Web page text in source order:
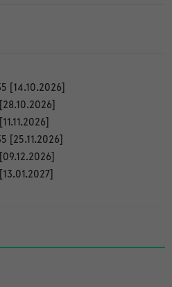
[14.10.2026]
[25.11.2026]